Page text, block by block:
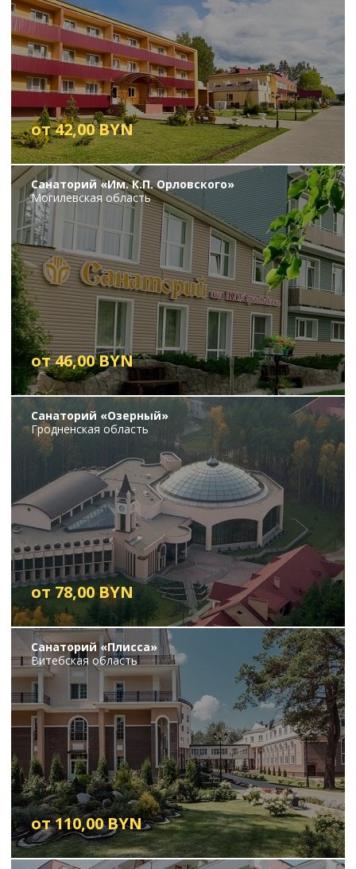
от 42,00 BYN
Санаторий «Им. К.П. Орловского»
Могилевская область
от 46,00 BYN
Санаторий «Озерный»
Гродненская область
от 78,00 BYN
Санаторий «Плисса»
Витебская область
от 110,00 BYN